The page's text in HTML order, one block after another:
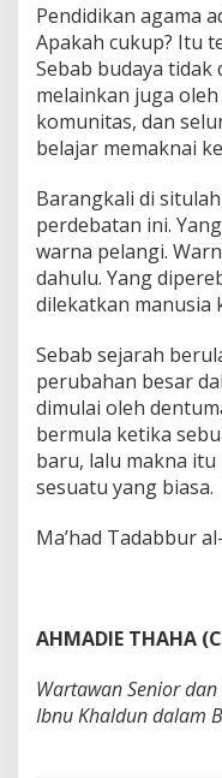
Pendidikan agama
Apakah cukup? Itu
Sebab budaya
melainkan juga
komunitas, dan
belajar memaknai
Barangkali di
perdebatan ini.
warna pelangi.
dahulu. Yang
dilekatkan manusia
Sebab sejarah
perubahan besar
dimulai oleh
bermula ketika
baru, lalu makna
sesuatu yang biasa.
Ma’had Tadabbur
AHMADIE THAHA
Wartawan Senior
Ibnu Khaldun dalam